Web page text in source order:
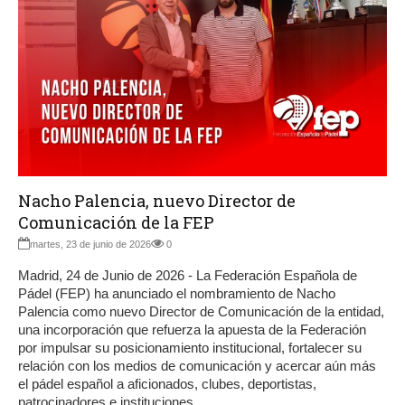
Nacho Palencia, nuevo Director de
Comunicación de la FEP
martes, 23 de junio de 2026 0
Madrid, 24 de Junio de 2026 - La Federación Española de
Pádel (FEP) ha anunciado el nombramiento de Nacho
Palencia como nuevo Director de Comunicación de la entidad,
una incorporación que refuerza la apuesta de la Federación
por impulsar su posicionamiento institucional, fortalecer su
relación con los medios de comunicación y acercar aún más
el pádel español a aficionados, clubes, deportistas,